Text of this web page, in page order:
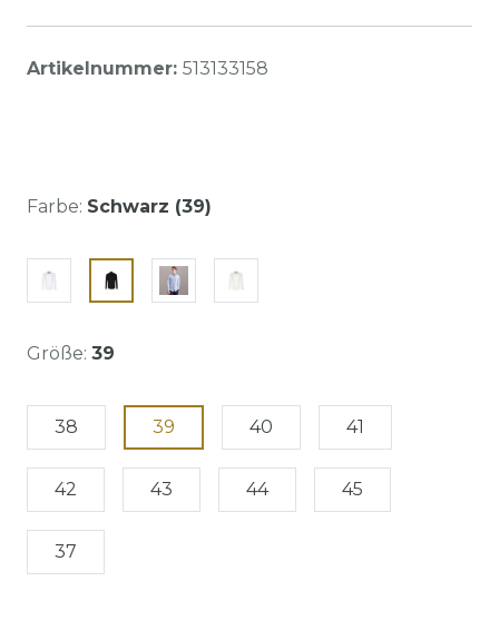
Artikelnummer: 513133158
Farbe: Schwarz (39)
Größe: 39
38 39 40 41
42 43 44 45
37